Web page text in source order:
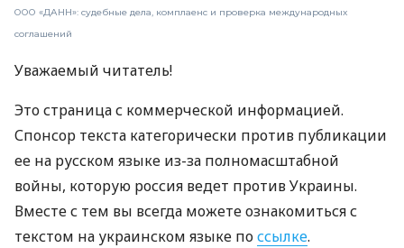
ООО «ДАНН»: судебные дела, комплаенс и проверка международных
соглашений
Уважаемый читатель!
Это страница с коммерческой информацией.
Спонсор текста категорически против публикации
ее на русском языке из-за полномасштабной
войны, которую россия ведет против Украины.
Вместе с тем вы всегда можете ознакомиться с
текстом на украинском языке поссылке.